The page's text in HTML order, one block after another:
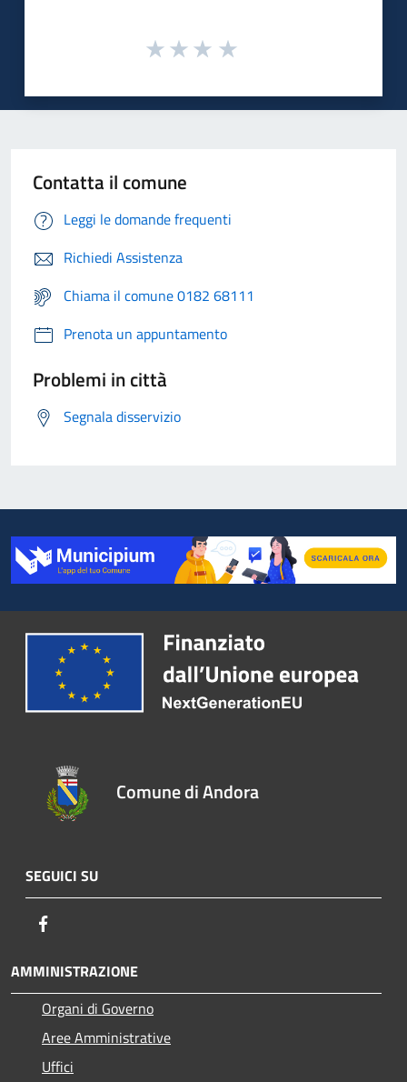
Contatta il comune
Leggi le domande frequenti
Richiedi Assistenza
Chiama il comune 0182 68111
Prenota un appuntamento
Problemi in città
Segnala disservizio
Comune di Andora
SEGUICI SU
AMMINISTRAZIONE
Organi di Governo
Aree Amministrative
Uffici